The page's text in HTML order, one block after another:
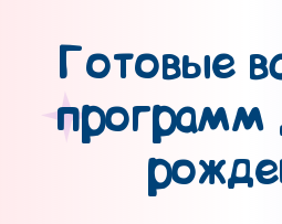
Готовые
программ